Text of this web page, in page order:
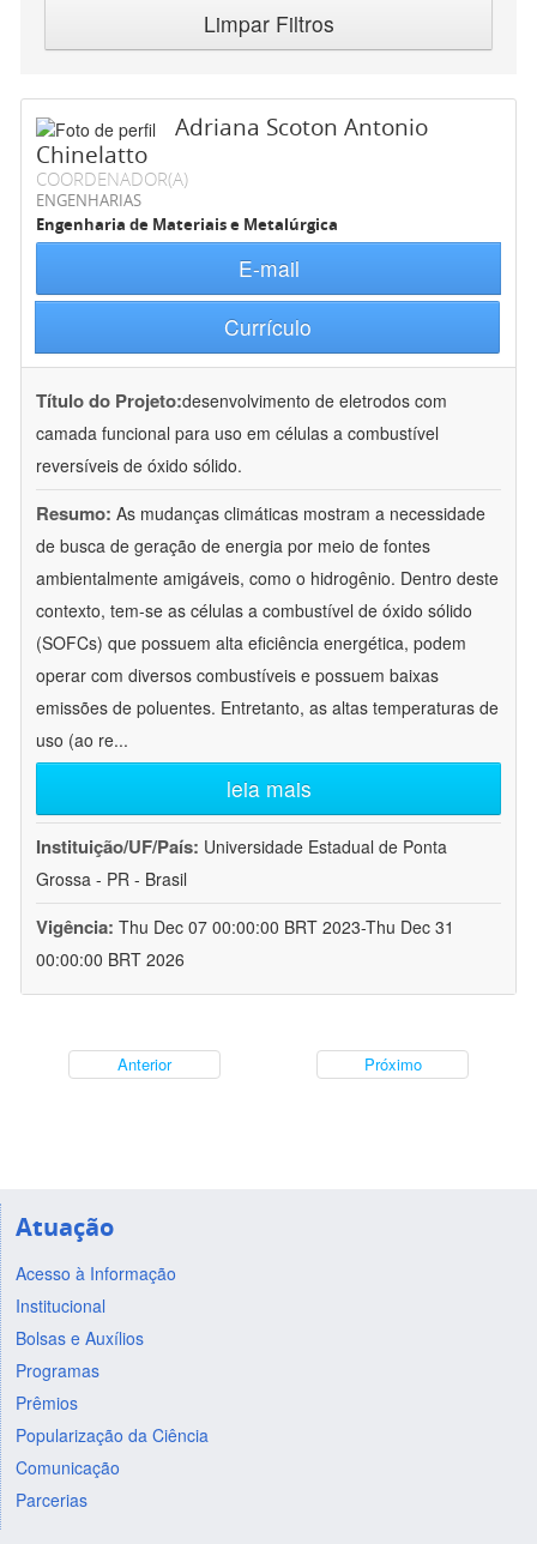
Limpar Filtros
Adriana Scoton Antonio
Chinelatto
COORDENADOR(A)
ENGENHARIAS
Engenharia de Materiais e Metalúrgica
E-mail
Currículo
Título do Projeto:desenvolvimento de eletrodos com
camada funcional para uso em células a combustível
reversíveis de óxido sólido.
Resumo: As mudanças climáticas mostram a necessidade
de busca de geração de energia por meio de fontes
ambientalmente amigáveis, como o hidrogênio. Dentro deste
contexto, tem-se as células a combustível de óxido sólido
(SOFCs) que possuem alta eficiência energética, podem
operar com diversos combustíveis e possuem baixas
emissões de poluentes. Entretanto, as altas temperaturas de
uso (ao re...
leia mais
Instituição/UF/País: Universidade Estadual de Ponta
Grossa - PR - Brasil
Vigência: Thu Dec 07 00:00:00 BRT 2023-Thu Dec 31
00:00:00 BRT 2026
Anterior Próximo
Atuação
Acesso à Informação
Institucional
Bolsas e Auxílios
Programas
Prêmios
Popularização da Ciência
Comunicação
Parcerias